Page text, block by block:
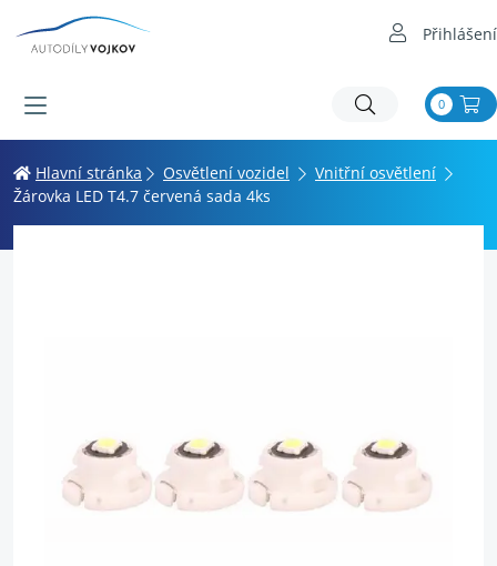
Přihlášení
0
Hlavní stránka Osvětlení vozidel
Vnitřní osvětlení
Žárovka LED T4.7 červená sada 4ks